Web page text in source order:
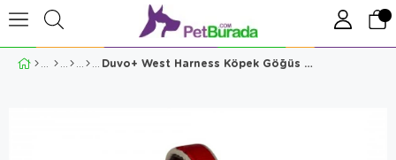
Duvo+ West Harness Köpek Göğüs Tasması Kırmızı Small